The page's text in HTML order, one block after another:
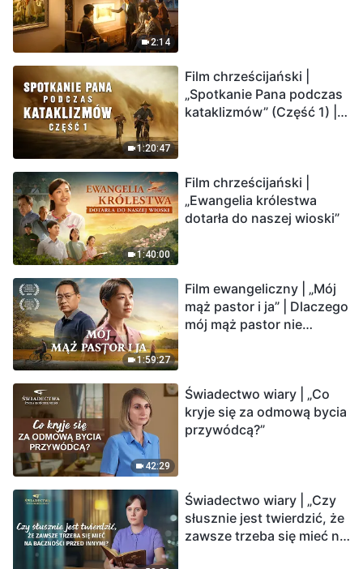
2:14
1:20:47
Film chrześcijański |
„Spotkanie Pana podczas
kataklizmów” (Część 1) |
1:40:00
Film chrześcijański |
„Ewangelia królestwa
dotarła do naszej wioski”
1:59:27
Film ewangeliczny | „Mój
mąż pastor i ja” | Dlaczego
mój mąż pastor nie
42:29
Świadectwo wiary | „Co
kryje się za odmową bycia
przywódcą?”
Świadectwo wiary | „Czy
słusznie jest twierdzić, że
zawsze trzeba się mieć na